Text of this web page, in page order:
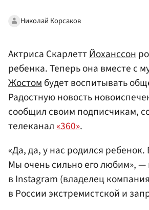
Николай Корсаков
Актриса СкарлеттЙоханссон
ребенка. Теперь она вместе с
Жостомбудет воспитывать
Радостную новость
сообщил своим подписчикам,
телеканал«360».
«Да, да, у нас родился
Мы очень сильно его любим»,
в Instagram (владелец
в России экстремистской и